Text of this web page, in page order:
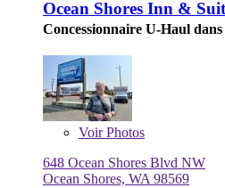
Ocean Shores Inn &
Concessionnaire U-Haul dans
VoirPhotos
648 Ocean Shores Blvd NW
Ocean Shores, WA 98569